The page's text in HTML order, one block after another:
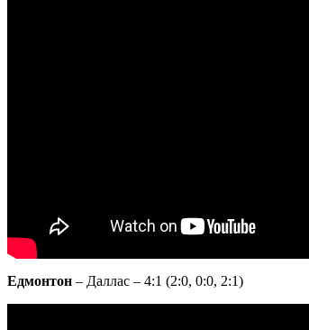
Едмонтон – Даллас – 4:1 (2:0, 0:0, 2:1)